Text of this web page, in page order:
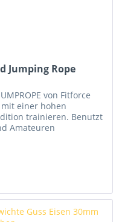
Jumping Rope
von Fitforce
einer hohen
trainieren. Benutzt
Amateuren